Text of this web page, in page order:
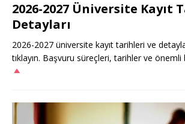
2026-2027 Üniversite Kayıt
Detayları
2026-2027 üniversite kayıt tarihleri ve
tıklayın. Başvuru süreçleri, tarihler ve önemli